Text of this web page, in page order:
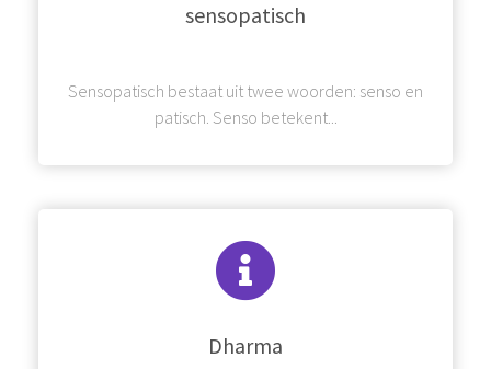
sensopatisch
Sensopatisch bestaat uit twee woorden: senso en
patisch. Senso betekent...
Dharma